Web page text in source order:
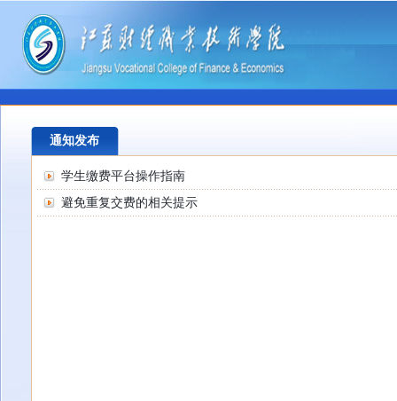
通知发布
学生缴费平台操作指南
避免重复交费的相关提示